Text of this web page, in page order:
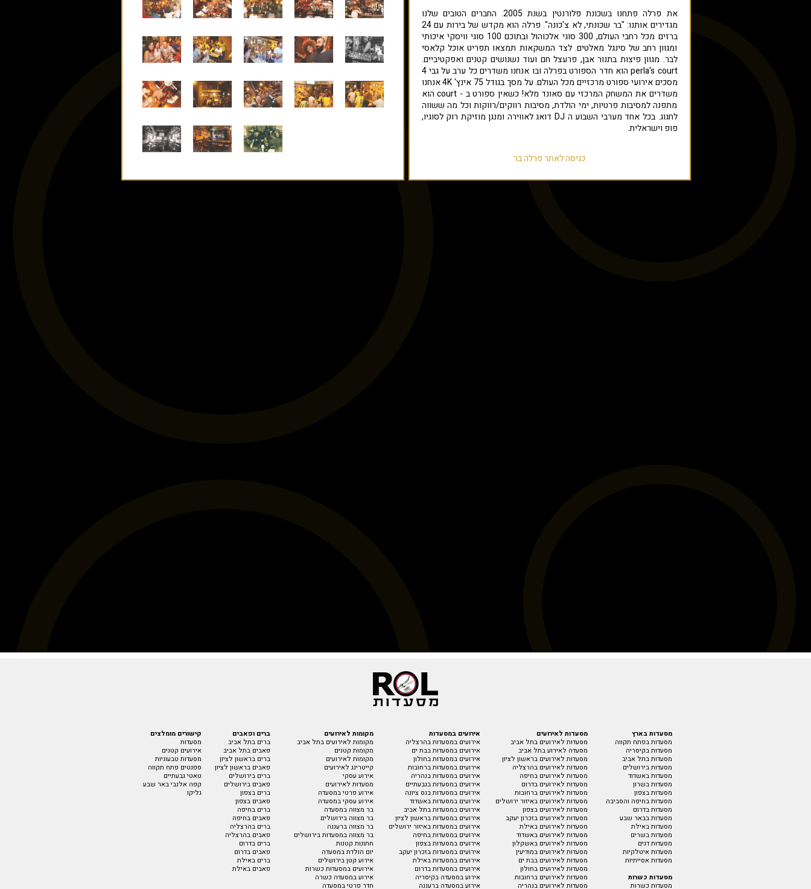
את פרלה פתחנו בשכונת פלורנטין בשנת 2005. החברים הטובים שלנו
מגדירים אותנו: "בר שכונתי, לא צ'כונה". פרלה הוא מקדש של בירות עם 24
ברזים מכל רחבי העולם, 300 סוגי אלכוהול ובתוכם 100 סוגי וויסקי איכותי
ומגוון רחב של סינגל מאלטים. לצד המשקאות תמצאו תפריט אוכל קלאסי
לבר. מגוון פיצות בתנור אבן, פרעצל חם ועוד נשנושים קטנים ואפקטיביים.
perla's court הוא חדר הספורט בפרלה ובו אנחנו משדרים כל ערב על גבי 4
מסכים אירועי ספורט מרכזיים מכל העולם. על מסך בגודל 75 אינץ' 4K אנחנו
משדרים את המשחק המרכזי עם סאונד מלא! כשאין ספורט ב - court הוא
מתפנה למסיבות פרטיות, ימי הולדת, מסיבות רווקים/רווקות וכל מה ששווה
לחגוג. בכל אחד מערבי השבוע ה DJ דואג לאווירה ומנגן מוזיקת רוק לסוגיו,
פופ וישראלית.
כניסה לאתר פרלה בר
מסעדות בארץ
מסעדות בפתח תקווה
מסעדות בקיסריה
מסעדות בתל אביב
מסעדות בירושלים
מסעדות באשדוד
מסעדות בשרון
מסעדות בצפון
מסעדות בחיפה והסביבה
מסעדות בדרום
מסעדות בבאר שבע
מסעדות באילת
מסעדות בשרים
מסעדות דגים
מסעדות איטלקיות
מסעדות אסייתיות
מסעדות כשרות
מסעדות כשרות
מסעדות לאירועים
מסעדות לאירועים בתל אביב
מסעדה לאירוע בתל אביב
מסעדות לאירועים בראשון לציון
מסעדות לאירועים בהרצליה
מסעדות לאירועים בחיפה
מסעדות לאירועים בדרום
מסעדות לאירועים ברחובות
מסעדות לאירועים באיזור ירושלים
מסעדות לאירועים בצפון
מסעדות לאירועים בזכרון יעקב
מסעדות לאירועים באילת
מסעדות לאירועים באשדוד
מסעדות לאירועים באשקלון
מסעדות לאירועים במודיעין
מסעדות לאירועים בבת ים
מסעדות לאירועים בחולון
מסעדות לאירועים ברחובות
מסעדות לאירועים בנהריה
אירועים במסעדות
אירועים במסעדות בהרצליה
אירועים במסעדות בבת ים
אירועים במסעדות בחולון
אירועים במסעדות ברחובות
אירועים במסעדות בנהריה
אירועים במסעדות בגבעתיים
אירועים במסעדות בנס ציונה
אירועים במסעדות באשדוד
אירועים במסעדות בתל אביב
אירועים במסעדות בראשון לציון
אירועים במסעדות באיזור ירושלים
אירועים במסעדות בחיפה
אירועים במסעדות בצפון
אירועים במסעדות בזכרון יעקב
אירועים במסעדות באילת
אירועים במסעדות בדרום
אירוע במסעדה בקיסריה
אירוע במסעדה ברעננה
מקומות לאירועים
מקומות לאירועים בתל אביב
מקומות קטנים
מקומות לאירועים
קייטרינג לאירועים
אירוע עסקי
מסעדות לאירועים
אירוע פרטי במסעדה
אירוע עסקי במסעדה
בר מצווה במסעדה
בר מצווה בירושלים
בר מצווה ברעננה
בר מצווה במסעדות בירושלים
חתונות קטנות
יום הולדת במסעדה
אירוע קטן בירושלים
אירועים במסעדות כשרות
אירוע במסעדה כשרה
חדר פרטי במסעדה
ברים ופאבים
ברים בתל אביב
פאבים בתל אביב
ברים בראשון לציון
פאבים בראשון לציון
ברים בירושלים
פאבים בירושלים
ברים בצפון
פאבים בצפון
ברים בחיפה
פאבים בחיפה
ברים בהרצליה
פאבים בהרצליה
ברים בדרום
פאבים בדרום
ברים באילת
פאבים באילת
קישורים מומלצים
מסעדות
אירועים קטנים
מסעדות טבעוניות
ספגטים פתח תקווה
טאטי גבעתיים
קפה אלנבי באר שבע
גליקו